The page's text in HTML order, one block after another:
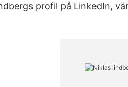
profil på LinkedIn,